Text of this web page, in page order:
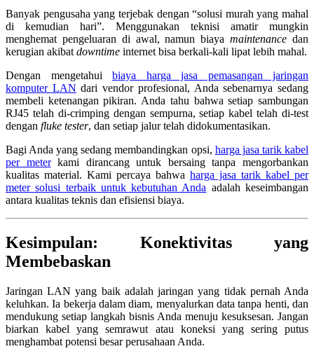
Banyak pengusaha yang terjebak dengan “solusi murah yang mahal
di kemudian hari”. Menggunakan teknisi amatir mungkin
menghemat pengeluaran di awal, namun biayamaintenance dan
kerugian akibat downtime internet bisa berkali-kali lipat lebih mahal.
Dengan mengetahui biaya harga jasa pemasangan jaringan
komputer LAN dari vendor profesional, Anda sebenarnya sedang
membeli ketenangan pikiran. Anda tahu bahwa setiap sambungan
RJ45 telah di-crimping dengan sempurna, setiap kabel telah di-test
dengan fluke tester, dan setiap jalur telah didokumentasikan.
Bagi Anda yang sedang membandingkan opsi, harga jasa tarik kabel
per meterkami dirancang untuk bersaing tanpa mengorbankan
kualitas material. Kami percaya bahwa harga jasa tarik kabel per
meter solusi terbaik untuk kebutuhan Anda adalah keseimbangan
antara kualitas teknis dan efisiensi biaya.
Kesimpulan: Konektivitas yang
Membebaskan
Jaringan LAN yang baik adalah jaringan yang tidak pernah Anda
keluhkan. Ia bekerja dalam diam, menyalurkan data tanpa henti, dan
mendukung setiap langkah bisnis Anda menuju kesuksesan. Jangan
biarkan kabel yang semrawut atau koneksi yang sering putus
menghambat potensi besar perusahaan Anda.